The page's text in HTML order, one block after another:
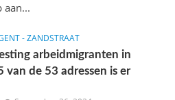
aan...
- ZANDSTRAAT
arbeidmigranten in
van de 53 adressen is er